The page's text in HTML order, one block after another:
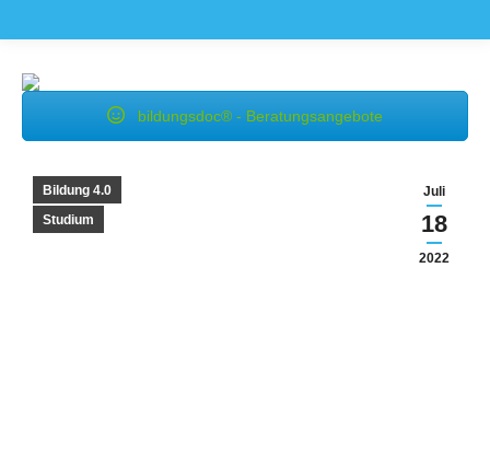
bildungsdoc® - Beratungsangebote
Juli
18
2022
Bildung 4.0
Studium